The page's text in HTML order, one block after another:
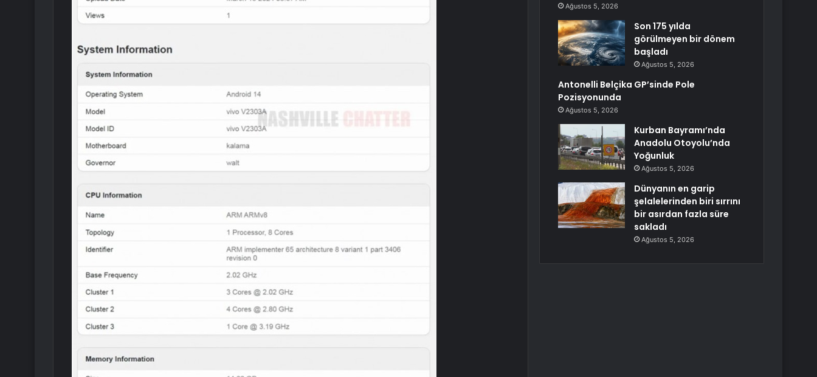
Ağustos 5, 2026
Son 175 yılda
görülmeyen bir dönem
başladı
Ağustos 5, 2026
Antonelli Belçika GP’sinde Pole
Pozisyonunda
Ağustos 5, 2026
Kurban Bayramı’nda
Anadolu Otoyolu’nda
Yoğunluk
Ağustos 5, 2026
Dünyanın en garip
şelalelerinden biri sırrını
bir asırdan fazla süre
sakladı
Ağustos 5, 2026